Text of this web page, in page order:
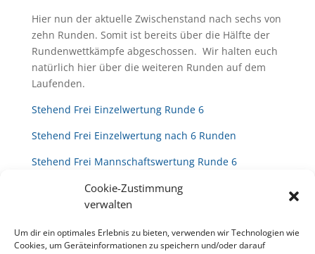
Cookie-Zustimmung
verwalten
Um dir ein optimales Erlebnis zu bieten, verwenden wir Technologien wie
Cookies, um Geräteinformationen zu speichern und/oder darauf
Hier nun der aktuelle Zwischenstand nach sechs von
zehn Runden. Somit ist bereits über die Hälfte der
Rundenwettkämpfe abgeschossen. Wir halten euch
natürlich hier über die weiteren Runden auf dem
Laufenden.
Stehend Frei Einzelwertung Runde 6
Stehend Frei Einzelwertung nach 6 Runden
Stehend Frei Mannschaftswertung Runde 6
Stehend Frei Mannschaftswertung nach 6 Runden